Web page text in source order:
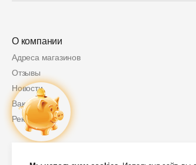
О компании
Адреса магазинов
Отзывы
Новости
Вакансии
Реквизиты
2 000 руб.